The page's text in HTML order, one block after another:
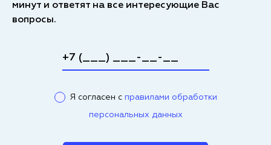
минут и ответят на все интересующие Вас
вопросы.
Я согласен с правилами обработки
персональных данных